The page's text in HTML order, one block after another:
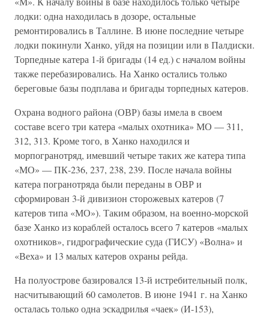
лодки: одна находилась в дозоре, остальные
ремонтировались в Таллине. В июне последние четыре
лодки покинули Ханко, уйдя на позиции или в Палдиски.
Торпедные катера 1-й бригады (14 ед.) с началом войны
также перебазировались. На Ханко остались только
береговые базы подплава и бригады торпедных катеров.
Охрана водного района (ОВР) базы имела в своем
составе всего три катера «малых охотника» МО — 311,
312, 313. Кроме того, в Ханко находился и
морпогранотряд, имевший четыре таких же катера типа
«МО» — ПК-236, 237, 238, 239. После начала войны
катера погранотряда были переданы в ОВР и
сформирован 3-й дивизион сторожевых катеров (7
катеров типа «МО»). Таким образом, на военно-морской
базе Ханко из кораблей осталось всего 7 катеров «малых
охотников», гидрографические суда (ГИСУ) «Волна» и
«Веха» и 13 малых катеров охраны рейда.
На полуострове базировался 13-й истребительный полк,
насчитывающий 60 самолетов. В июне 1941 г. на Ханко
осталась только одна эскадрилья «чаек» (И-153),